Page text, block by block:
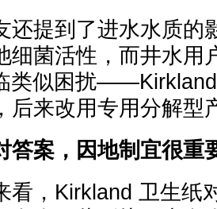
还提到了进水水质的
细菌活性，而井水用
类似困扰
后来改用专用分解型
答案，因地制宜很重
看，Kirkland 卫生纸